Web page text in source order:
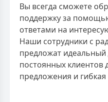
Вы всегда сможете
поддержку за
ответами на
Наши сотрудники с
предложат идеальный
постоянных клиентов
предложения и гибкая